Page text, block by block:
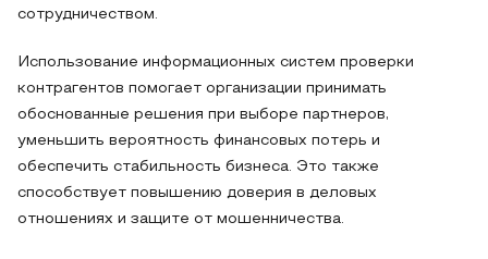
сотрудничеством.
Использование информационных систем проверки
контрагентов помогает организации принимать
обоснованные решения при выборе партнеров,
уменьшить вероятность финансовых потерь и
обеспечить стабильность бизнеса. Это также
способствует повышению доверия в деловых
отношениях и защите от мошенничества.